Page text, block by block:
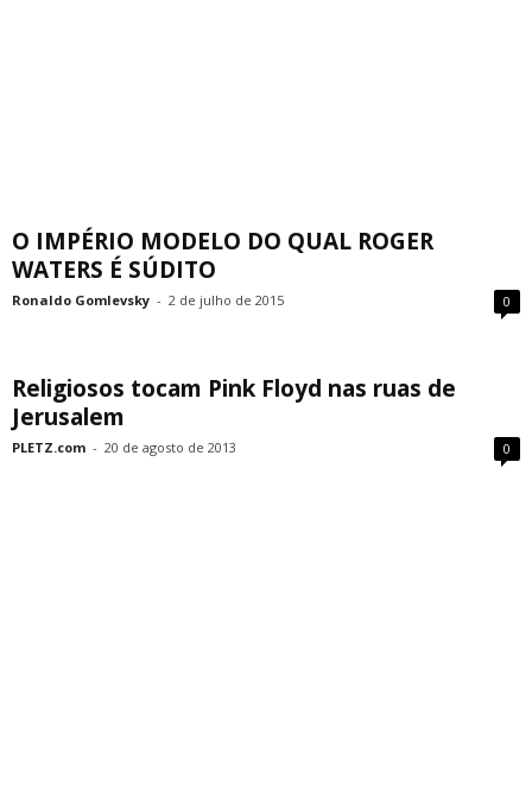
O IMPÉRIO MODELO DO QUAL ROGER
WATERS É SÚDITO
Ronaldo Gomlevsky - 2 de julho de 2015 0
Religiosos tocam Pink Floyd nas ruas de
Jerusalem
PLETZ.com - 20 de agosto de 2013 0